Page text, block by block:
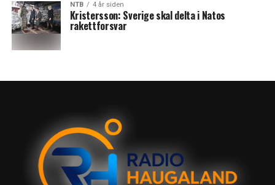
NTB 4 år siden
Kristersson: Sverige skal delta i Natos
rakettforsvar